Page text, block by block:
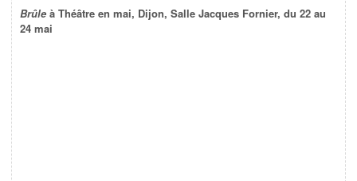
Brûle à Théâtre en mai, Dijon, Salle Jacques Fornier, du 22 au
24 mai